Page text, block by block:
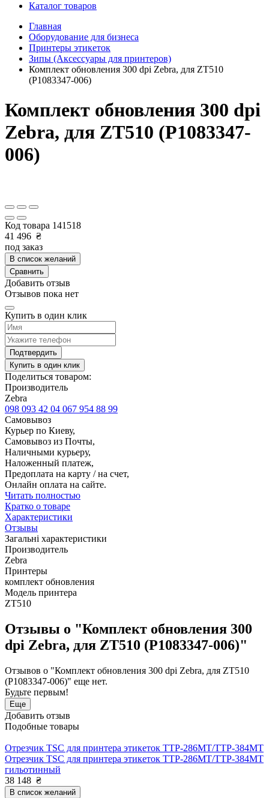
Каталог товаров
Главная
Оборудование для бизнеса
Принтеры этикеток
Зипы (Аксессуары для принтеров)
Комплект обновления 300 dpi Zebra, для ZT510
(P1083347-006)
Комплект обновления 300 dpi
Zebra, для ZT510 (P1083347-
006)
Код товара 141518
41 496 ₴
под заказ
В список желаний
Сравнить
Добавить отзыв
Отзывов пока нет
Купить в один клик
Подтвердить
Купить в один клик
Поделиться товаром:
Производитель
Zebra
098 093 42 04 067 954 88 99
Самовывоз
Курьер по Киеву,
Самовывоз из Почты,
Наличными курьеру,
Наложенный платеж,
Предоплата на карту / на счет,
Онлайн оплата на сайте.
Читать полностью
Кратко о товаре
Характеристики
Отзывы
Загальні характеристики
Производитель
Zebra
Принтеры
комплект обновления
Модель принтера
ZT510
Отзывы о "Комплект обновления 300
dpi Zebra, для ZT510 (P1083347-006)"
Отзывов о "Комплект обновления 300 dpi Zebra, для ZT510
(P1083347-006)" еще нет.
Будьте первым!
Еще
Добавить отзыв
Подобные товары
Отрезчик TSC для принтера этикеток TTP-286MT/TTP-384MT
Отрезчик TSC для принтера этикеток TTP-286MT/TTP-384MT
гильотинный
38 148 ₴
В список желаний